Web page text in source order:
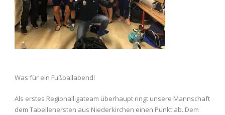
Was für ein Fußballabend!
Als erstes Regionalligateam überhaupt ringt unsere Mannschaft
dem Tabellenersten aus Niederkirchen einen Punkt ab. Dem